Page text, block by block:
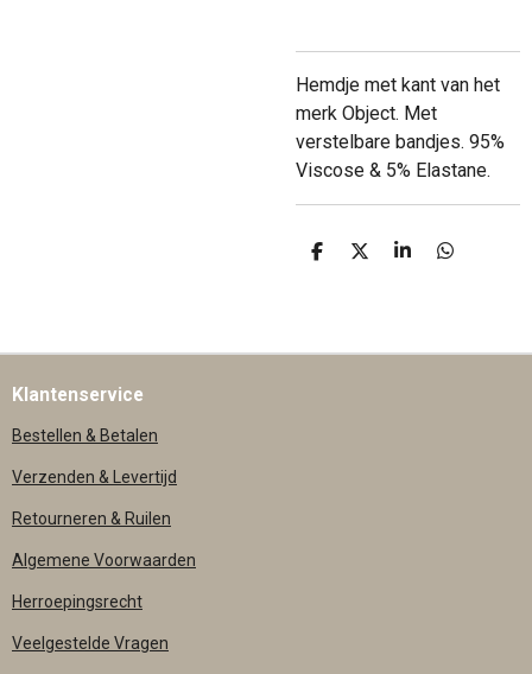
Hemdje met kant van het
merk Object. Met
verstelbare bandjes. 95%
Viscose & 5% Elastane.
D
D
S
D
Klantenservice
Bestellen & Betalen
Verzenden & Levertijd
Retourneren & Ruilen
Algemene Voorwaarden
Herroepingsrecht
Veelgestelde Vragen